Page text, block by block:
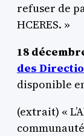
refuser de
HCERES. »
18
des
disponible
(extrait) «